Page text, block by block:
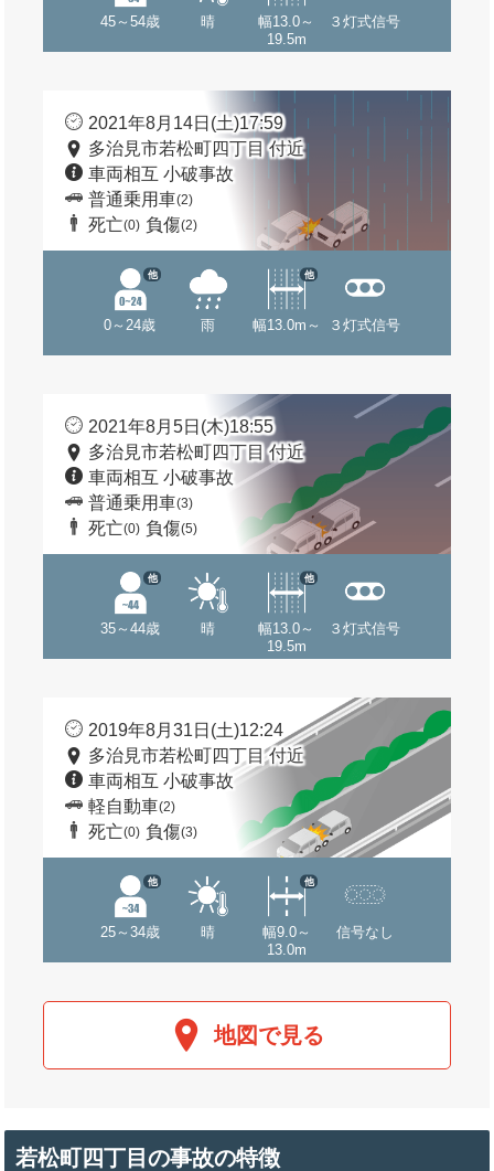
45～54歳 晴
幅13.0～
19.5m
３灯式信号
2021年8月14日(土)17:59
多治見市若松町四丁目 付近
車両相互 小破事故
普通乗用車(2)
死亡(0) 負傷(2)
0～24歳
他
雨 幅13.0m～
他
３灯式信号
2021年8月5日(木)18:55
多治見市若松町四丁目 付近
車両相互 小破事故
普通乗用車(3)
死亡(0) 負傷(5)
35～44歳
他
晴
幅13.0～
19.5m
他
３灯式信号
2019年8月31日(土)12:24
多治見市若松町四丁目 付近
車両相互 小破事故
軽自動車(2)
死亡(0) 負傷(3)
25～34歳
他
晴
幅9.0～
13.0m
他
信号なし
地図で見る
若松町四丁目の事故の特徴